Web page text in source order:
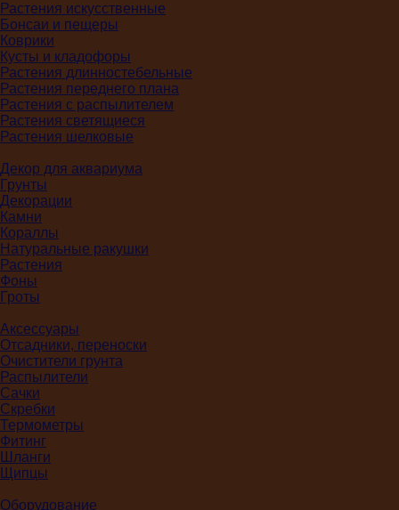
Растения искусственные
Бонсаи и пещеры
Коврики
Кусты и кладофоры
Растения длинностебельные
Растения переднего плана
Растения с распылителем
Растения светящиеся
Растения шелковые
Декор для аквариума
Грунты
Декорации
Камни
Кораллы
Натуральные ракушки
Растения
Фоны
Гроты
Аксессуары
Отсадники, переноски
Очистители грунта
Распылители
Сачки
Скребки
Термометры
Фитинг
Шланги
Щипцы
Оборудование